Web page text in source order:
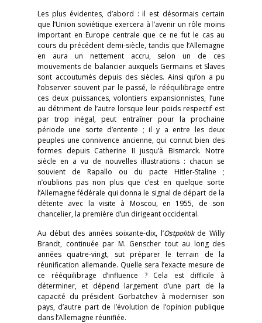
Les plus évidentes, d’abord : il est désormais certain
que l’Union soviétique exercera à l’avenir un rôle moins
important en Europe centrale que ce ne fut le cas au
cours du précédent demi-siècle, tandis que l’Allemagne
en aura un nettement accru, selon un de ces
mouvements de balancier auxquels Germains et Slaves
sont accoutumés depuis des siècles. Ainsi qu’on a pu
l’observer souvent par le passé, le rééquilibrage entre
ces deux puissances, volontiers expansionnistes, l’une
au détriment de l’autre lorsque leur poids respectif est
par trop inégal, peut entraîner pour la prochaine
période une sorte d’entente ; il y a entre les deux
peuples une connivence ancienne, qui connut bien des
formes depuis Catherine II jusqu’à Bismarck. Notre
siècle en a vu de nouvelles illustrations : chacun se
souvient de Rapallo ou du pacte Hitler-Staline ;
n’oublions pas non plus que c’est en quelque sorte
l’Allemagne fédérale qui donna le signal de départ de la
détente avec la visite à Moscou, en 1955, de son
chancelier, la première d’un dirigeant occidental.
Au début des années soixante-dix, l’Ostpolitik de Willy
Brandt, continuée par M. Genscher tout au long des
années quatre-vingt, sut préparer le terrain de la
réunification allemande. Quelle sera l’exacte mesure de
ce rééquilibrage d’influence ? Cela est difficile à
déterminer, et dépend largement d’une part de la
capacité du président Gorbatchev à moderniser son
pays, d’autre part de l’évolution de l’opinion publique
dans l’Allemagne réunifiée.